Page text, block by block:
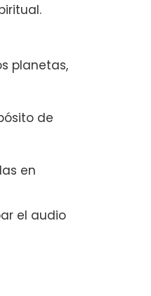
planetas,
de
en
el audio